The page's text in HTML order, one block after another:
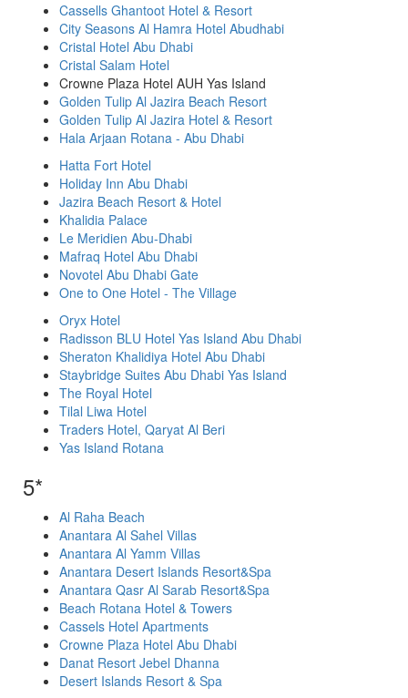
Cassells Ghantoot Hotel & Resort
City Seasons Al Hamra Hotel Abudhabi
Cristal Hotel Abu Dhabi
Cristal Salam Hotel
Crowne Plaza Hotel AUH Yas Island
Golden Tulip Al Jazira Beach Resort
Golden Tulip Al Jazira Hotel & Resort
Hala Arjaan Rotana - Abu Dhabi
Hatta Fort Hotel
Holiday Inn Abu Dhabi
Jazira Beach Resort & Hotel
Khalidia Palace
Le Meridien Abu-Dhabi
Mafraq Hotel Abu Dhabi
Novotel Abu Dhabi Gate
One to One Hotel - The Village
Oryx Hotel
Radisson BLU Hotel Yas Island Abu Dhabi
Sheraton Khalidiya Hotel Abu Dhabi
Staybridge Suites Abu Dhabi Yas Island
The Royal Hotel
Tilal Liwa Hotel
Traders Hotel, Qaryat Al Beri
Yas Island Rotana
5*
Al Raha Beach
Anantara Al Sahel Villas
Anantara Al Yamm Villas
Anantara Desert Islands Resort&Spa
Anantara Qasr Al Sarab Resort&Spa
Beach Rotana Hotel & Towers
Cassels Hotel Apartments
Crowne Plaza Hotel Abu Dhabi
Danat Resort Jebel Dhanna
Desert Islands Resort & Spa